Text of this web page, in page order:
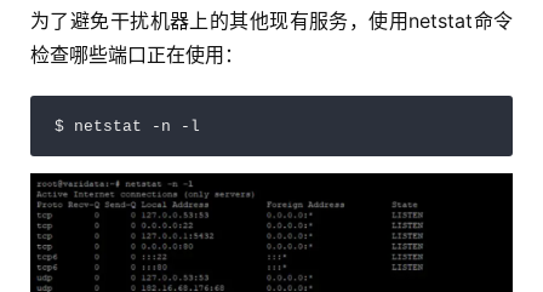
为了避免干扰机器上的其他现有服务，使用netstat命令
检查哪些端口正在使用：
$ netstat -n -l